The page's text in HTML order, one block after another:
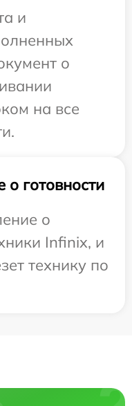
и
о
на все
готовности
о
Infinix, и
технику по